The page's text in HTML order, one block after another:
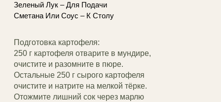
Зеленый Лук – Для Подачи
Сметана Или Соус – К Столу
Подготовка картофеля:
250 г картофеля отварите в мундире,
очистите и разомните в пюре.
Остальные 250 г сырого картофеля
очистите и натрите на мелкой тёрке.
Отожмите лишний сок через марлю